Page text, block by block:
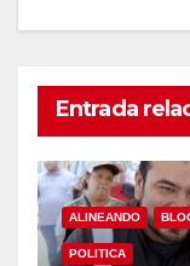
Entrada
ALINEANDO
POLITICA